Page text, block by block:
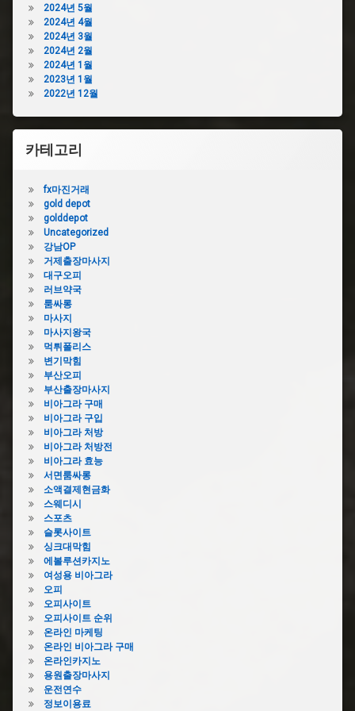
2024년 5월
2024년 4월
2024년 3월
2024년 2월
2024년 1월
2023년 1월
2022년 12월
카테고리
fx마진거래
gold depot
golddepot
Uncategorized
강남OP
거제출장마사지
대구오피
러브약국
룸싸롱
마사지
마사지왕국
먹튀폴리스
변기막힘
부산오피
부산출장마사지
비아그라 구매
비아그라 구입
비아그라 처방
비아그라 처방전
비아그라 효능
서면룸싸롱
소액결제현금화
스웨디시
스포츠
슬롯사이트
싱크대막힘
에볼루션카지노
여성용 비아그라
오피
오피사이트
오피사이트 순위
온라인 마케팅
온라인 비아그라 구매
온라인카지노
용원출장마사지
운전연수
정보이용료